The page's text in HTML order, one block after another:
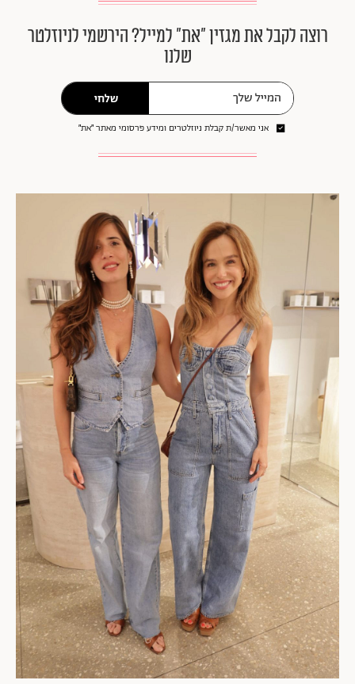
רוצה לקבל את מגזין ״את״ למייל? הירשמי לניוזלטר
שלנו
שלחי
אני מאשר/ת קבלת ניוזלטרים ומידע פרסומי מאתר ״את״